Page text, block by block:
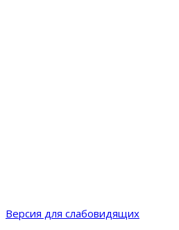
Версия для слабовидящих